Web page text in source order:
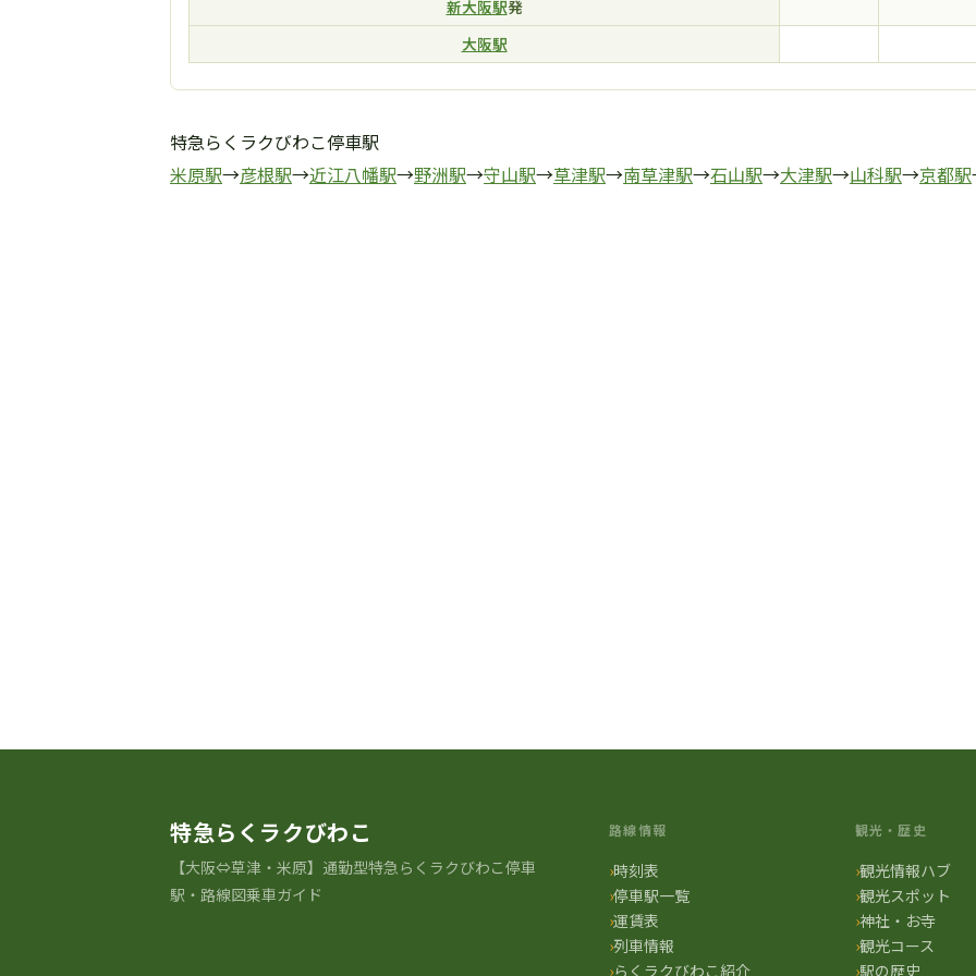
新大阪駅発
大阪駅
特急らくラクびわこ停車駅
米原駅→彦根駅→近江八幡駅→野洲駅→守山駅→草津駅→南草津駅→石山駅→大津駅→山科駅→京都駅
特急らくラクびわこ
【大阪⇔草津・米原】通勤型特急らくラクびわこ停車
駅・路線図乗車ガイド
路線情報
時刻表
停車駅一覧
運賃表
列車情報
らくラクびわこ紹介
観光・歴史
観光情報ハブ
観光スポット
神社・お寺
観光コース
駅の歴史